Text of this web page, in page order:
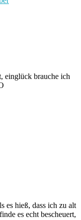
einglück brauche ich
es hieß, dass ich zu alt
es echt bescheuert,